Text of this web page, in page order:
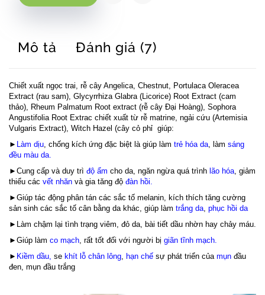
Mô tả Đánh giá (7)
Chiết xuất ngọc trai, rễ cây Angelica, Chestnut, Portulaca Oleracea
Extract (rau sam), Glycyrrhiza Glabra (Licorice) Root Extract (cam
thảo), Rheum Palmatum Root extract (rễ cây Đại Hoàng), Sophora
Angustifolia Root Extrac chiết xuất từ rễ matrine, ngải cứu (Artemisia
Vulgaris Extract), Witch Hazel (cây cỏ phỉ giúp:
► Làm dịu, chống kích ứng đặc biệt là giúp làm trẻ hóa da, làm sáng
đều màu da.
►Cung cấp và duy trì độ ẩm cho da, ngăn ngừa quá trình lão hóa, giảm
thiểu các vết nhăn và gia tăng độ đàn hồi.
►Giúp tác động phân tán các sắc tố melanin, kích thích tăng cường
sản sinh các sắc tố cân bằng da khác, giúp làm trắng da, phục hồi da
►Làm chậm lại tình trạng viêm, đỏ da, bài tiết dầu nhờn hay chảy máu.
►Giúp làm co mạch, rất tốt đối với người bị giãn tĩnh mạch.
► Kiềm dầu, se khít lỗ chân lông, hạn chế sự phát triển của mụn đầu
đen, mụn đầu trắng